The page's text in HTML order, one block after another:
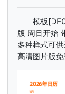
模板
版 周日开始
多种样式可
高清图片版免